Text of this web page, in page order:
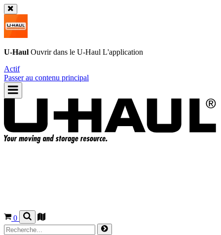
U-Haul Ouvrir dans le U-Haul L'application
Actif
Passer au contenu principal
0